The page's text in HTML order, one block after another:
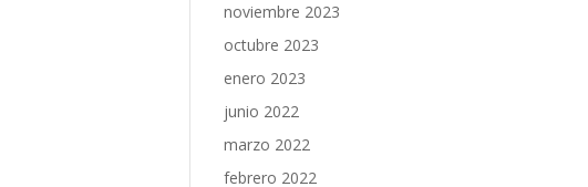
noviembre 2023
octubre 2023
enero 2023
junio 2022
marzo 2022
febrero 2022